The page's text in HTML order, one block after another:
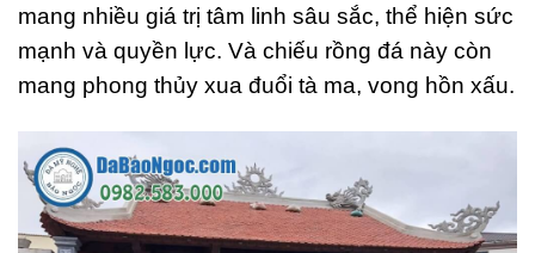
mang nhiều giá trị tâm linh sâu sắc, thể hiện sức
mạnh và quyền lực. Và chiếu rồng đá này còn
mang phong thủy xua đuổi tà ma, vong hồn xấu.